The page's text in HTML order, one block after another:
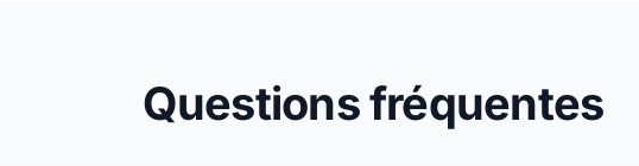
Questions fréquentes